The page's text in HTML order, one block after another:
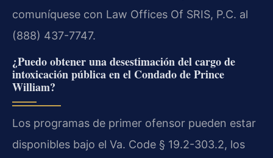
comuníquese con Law Offices Of SRIS, P.C. al
(888) 437-7747.
¿Puedo obtener una desestimación del cargo de
intoxicación pública en el Condado de Prince
William?
Los programas de primer ofensor pueden estar
disponibles bajo el Va. Code § 19.2-303.2, los